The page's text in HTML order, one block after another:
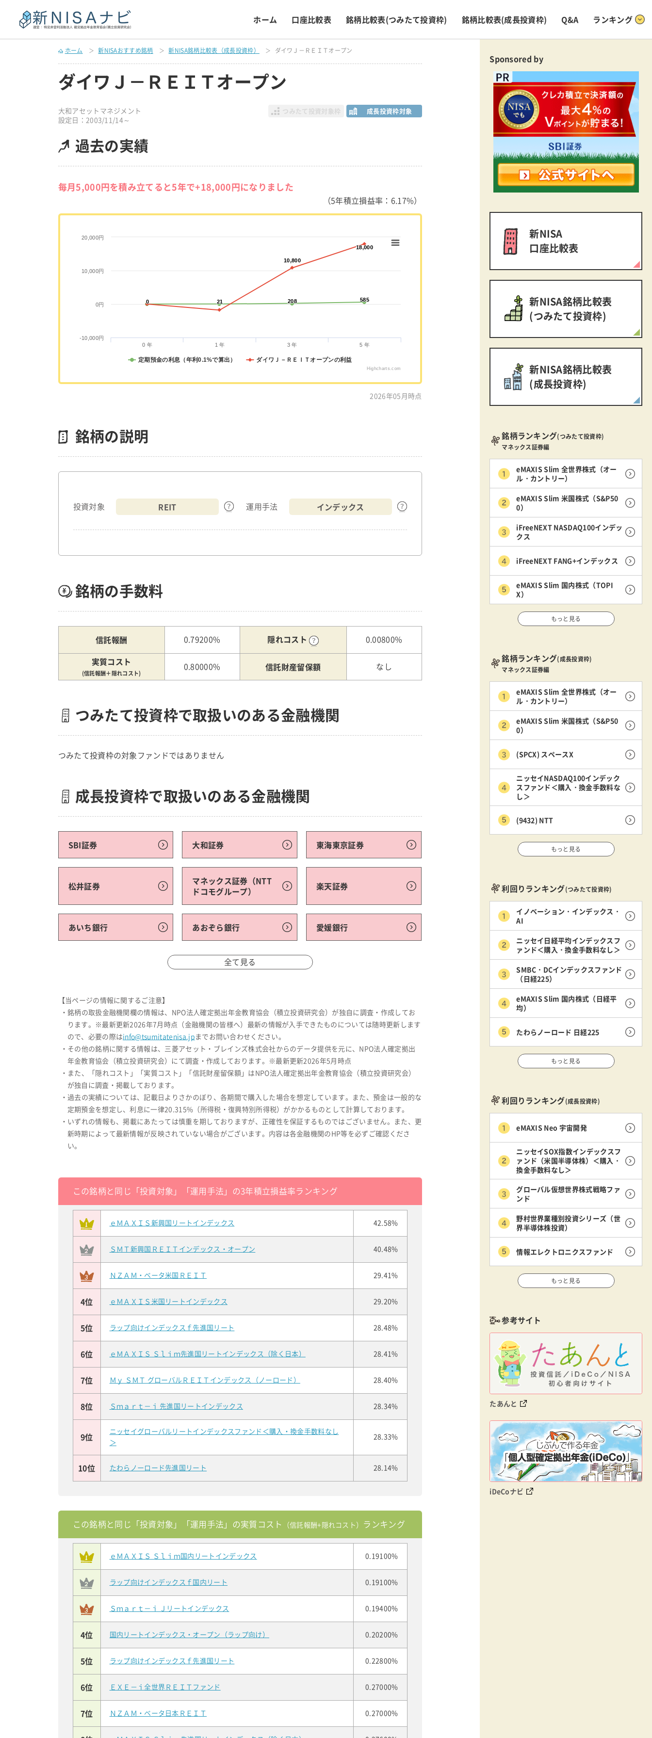
ホーム 口座比較表 銘柄比較表(つみたて投資枠) 銘柄比較表(成長投資枠) Q&A ランキング
ホーム 新NISAおすすめ銘柄 新NISA銘柄比較表（成長投資枠） ダイワＪ－ＲＥＩＴオープン
ダイワＪ－ＲＥＩＴオープン
大和アセットマネジメント
設定日：2003/11/14～
つみたて投資対象枠 成長投資枠対象
過去の実績
毎月5,000円を積み立てると5年で+18,000円になりました
（5年積立損益率：6.17%）
0
0 21
21 208
208 585
585
10,800
10,800
18,000
18,000
定期預金の利息（年利0.1%で算出） ダイワＪ－ＲＥＩＴオープンの利益
0 年 1 年 3 年 5 年
-10,000円
0円
10,000円
20,000円
Highcharts.com
2026年05月時点
銘柄の説明
投資対象 REIT 運用手法 インデックス
銘柄の手数料
信託報酬 0.79200% 隠れコスト 0.00800%
実質コスト
(信託報酬＋隠れコスト)
0.80000% 信託財産留保額 なし
つみたて投資枠で取扱いのある金融機関
つみたて投資枠の対象ファンドではありません
成長投資枠で取扱いのある金融機関
SBI証券 大和証券 東海東京証券
松井証券
マネックス証券（NTT
ドコモグループ）
楽天証券
あいち銀行 あおぞら銀行 愛媛銀行
全て見る
【当ページの情報に関するご注意】
・銘柄の取扱金融機関欄の情報は、NPO法人確定拠出年金教育協会（積立投資研究会）が独自に調査・作成してお
ります。※最新更新2026年7月時点（金融機関の皆様へ）最新の情報が入手できたものについては随時更新します
ので、必要の際はinfo@tsumitatenisa.jp までお問い合わせください。
・その他の銘柄に関する情報は、三菱アセット・ブレインズ株式会社からのデータ提供を元に、NPO法人確定拠出
年金教育協会（積立投資研究会）にて調査・作成しております。※最新更新2026年5月時点
・また、「隠れコスト」「実質コスト」「信託財産留保額」はNPO法人確定拠出年金教育協会（積立投資研究会）
が独自に調査・掲載しております。
・過去の実績については、記載日よりさかのぼり、各期間で購入した場合を想定しています。また、預金は一般的な
定期預金を想定し、利息に一律20.315%（所得税・復興特別所得税）がかかるものとして計算しております。
・いずれの情報も、掲載にあたっては慎重を期しておりますが、正確性を保証するものではございません。また、更
新時期によって最新情報が反映されていない場合がございます。内容は各金融機関のHP等を必ずご確認くださ
い。
この銘柄と同じ「投資対象」「運用手法」の3年積立損益率ランキング
ｅＭＡＸＩＳ新興国リートインデックス 42.58%
ＳＭＴ新興国ＲＥＩＴインデックス・オープン 40.48%
ＮＺＡＭ・ベータ米国ＲＥＩＴ 29.41%
4位 ｅＭＡＸＩＳ米国リートインデックス 29.20%
5位 ラップ向けインデックスｆ先進国リート 28.48%
6位 ｅＭＡＸＩＳ Ｓｌｉｍ先進国リートインデックス（除く日本） 28.41%
7位 Ｍｙ ＳＭＴ グローバルＲＥＩＴインデックス（ノーロード） 28.40%
8位 Ｓｍａｒｔ－ｉ 先進国リートインデックス 28.34%
9位
ニッセイグローバルリートインデックスファンド＜購入・換金手数料なし
＞
28.33%
10位 たわらノーロード先進国リート 28.14%
この銘柄と同じ「投資対象」「運用手法」の実質コスト （信託報酬+隠れコスト） ランキング
ｅＭＡＸＩＳ Ｓｌｉｍ国内リートインデックス 0.19100%
ラップ向けインデックスｆ国内リート 0.19100%
Ｓｍａｒｔ－ｉ Ｊリートインデックス 0.19400%
4位 国内リートインデックス・オープン（ラップ向け） 0.20200%
5位 ラップ向けインデックスｆ先進国リート 0.22800%
6位 ＥＸＥ－ｉ全世界ＲＥＩＴファンド 0.27000%
7位 ＮＺＡＭ・ベータ日本ＲＥＩＴ 0.27000%
Sponsored by
新NISA
口座比較表
新NISA銘柄比較表
(つみたて投資枠)
新NISA銘柄比較表
(成長投資枠)
銘柄ランキング(つみたて投資枠)
マネックス証券編
eMAXIS Slim 全世界株式（オー
ル・カントリー）
eMAXIS Slim 米国株式（S&P50
0）
iFreeNEXT NASDAQ100インデッ
クス
iFreeNEXT FANG+インデックス
eMAXIS Slim 国内株式（TOPI
X）
もっと見る
銘柄ランキング(成長投資枠)
マネックス証券編
eMAXIS Slim 全世界株式（オー
ル・カントリー）
eMAXIS Slim 米国株式（S&P50
0）
(SPCX) スペースX
ニッセイNASDAQ100インデック
スファンド＜購入・換金手数料な
し＞
(9432) NTT
もっと見る
利回りランキング(つみたて投資枠)
イノベーション・インデックス・
AI
ニッセイ日経平均インデックスフ
ァンド＜購入・換金手数料なし＞
SMBC・DCインデックスファンド
（日経225）
eMAXIS Slim 国内株式（日経平
均）
たわらノーロード 日経225
もっと見る
利回りランキング(成長投資枠)
eMAXIS Neo 宇宙開発
ニッセイSOX指数インデックスフ
ァンド（米国半導体株）＜購入・
換金手数料なし＞
グローバル仮想世界株式戦略ファ
ンド
野村世界業種別投資シリーズ（世
界半導体株投資）
情報エレクトロニクスファンド
もっと見る
参考サイト
たあんと
iDeCoナビ